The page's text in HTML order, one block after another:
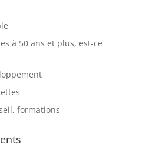
à 50 ans et plus, est-ce
formations